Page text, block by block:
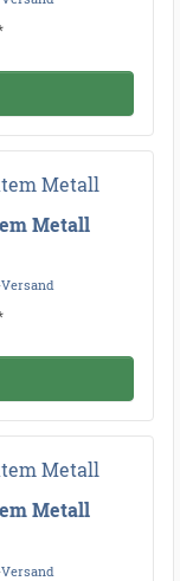
Metall
Versand
Metall
Versand